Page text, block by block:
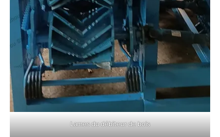
Lames du débiteur de bois